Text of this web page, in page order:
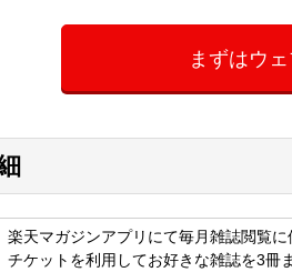
まずはウ
楽天マガジンアプリにて毎月雑誌閲覧
チケットを利用してお好きな雑誌を3冊